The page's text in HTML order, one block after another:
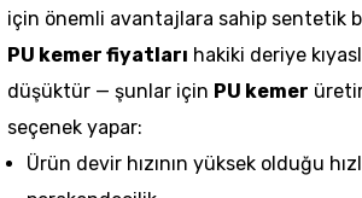
için önemli avantajlara sahip sentetik
PU kemer fiyatları hakiki deriye
düşüktür — şunlar için PU kemer
seçenek yapar:
Ürün devir hızının yüksek olduğu